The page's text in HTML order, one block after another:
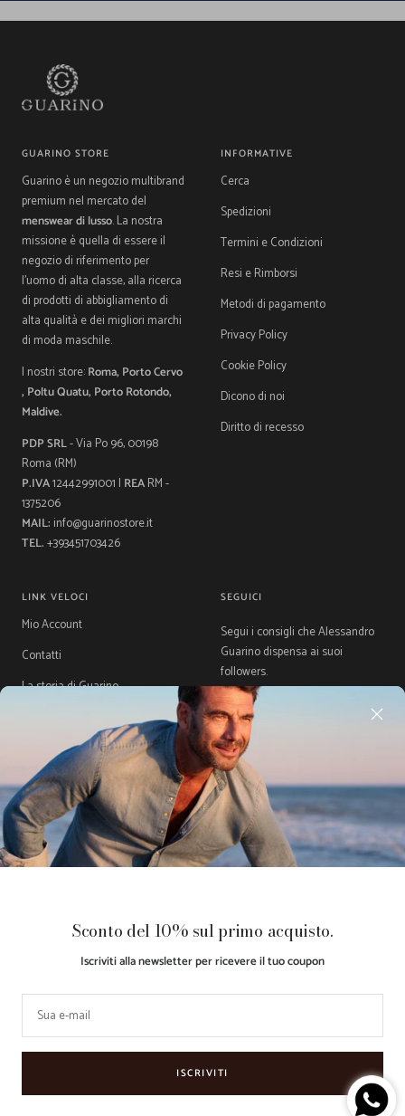
Sconto del 10% sul primo acquisto.
Iscriviti alla newsletter per ricevere il tuo coupon
Sua e-mail
ISCRIVITI
GUARINO STORE
Guarino è un negozio multibrand
premium nel mercato del
menswear di lusso. La nostra
missione è quella di essere il
negozio di riferimento per
l'uomo di alta classe, alla ricerca
di prodotti di abbigliamento di
alta qualità e dei migliori marchi
di moda maschile.
I nostri store:Roma, Porto Cervo
, Poltu Quatu, Porto Rotondo,
Maldive.
PDP SRL- Via Po 96, 00198
Roma (RM)
P.IVA12442991001 | REARM -
1375206
MAIL: info@guarinostore.it
TEL.+393451703426
INFORMATIVE
Cerca
Spedizioni
Termini e Condizioni
Resi e Rimborsi
Metodi di pagamento
Privacy Policy
Cookie Policy
Dicono di noi
Diritto di recesso
LINK VELOCI
Mio Account
Contatti
La storia di Guarino
Guida Taglie
Acquista ora, Paga dopo con
Klarna
SEGUICI
Segui i consigli che Alessandro
Guarino dispensa ai suoi
followers.
Paese/Area
Lingua
Made with ♥
by
Retail
Partner
Le tue preferenze relative alla
privacy